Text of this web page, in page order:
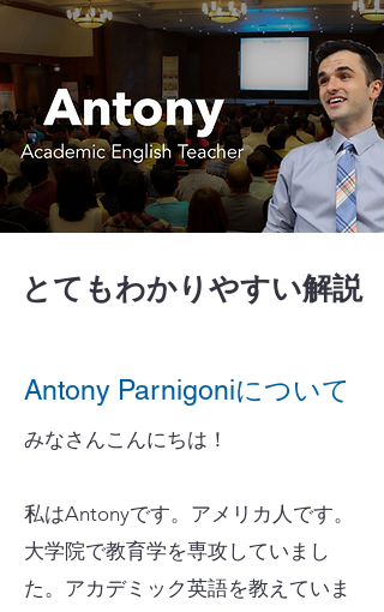
とてもわかりやすい解説
Antony Parnigoniについて
みなさんこんにちは！
私はAntonyです。アメリカ人です。
大学院で教育学を専攻していまし
た。アカデミック英語を教えていま